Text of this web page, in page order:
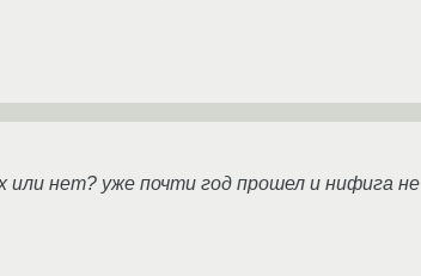
или нет? уже почти год прошел и нифига не